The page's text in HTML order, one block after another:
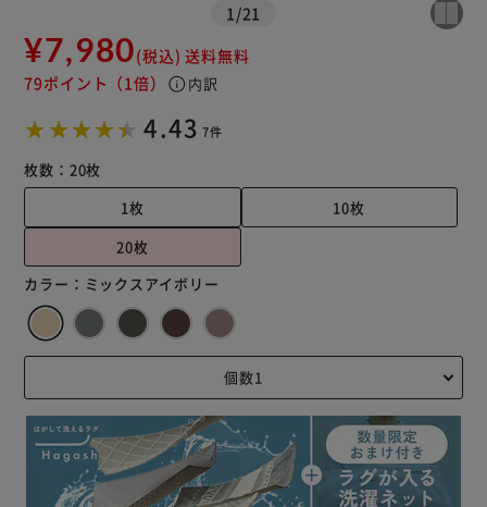
1 /21
¥7,980(税込) 送料無料
79ポイント （1倍） info 内訳
4.43 7件
枚数： 20枚
1枚
10枚
20枚
カラー： ミックスアイボリー
※ご確認ください
カートに入れる